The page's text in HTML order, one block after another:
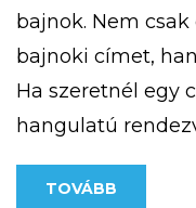
bajnok. Nem
bajnoki címet,
Ha szeretnél egy
hangulatú
ország csúcsán,
információt a
TOVÁBB